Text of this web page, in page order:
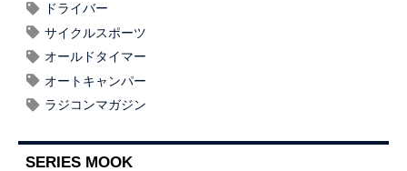
ドライバー
サイクルスポーツ
オールドタイマー
オートキャンパー
ラジコンマガジン
SERIES MOOK